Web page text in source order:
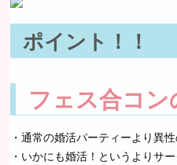
ポイント！！
フェス合コン
・通常の婚活パーティーより異
・いかにも婚活！というよりサ